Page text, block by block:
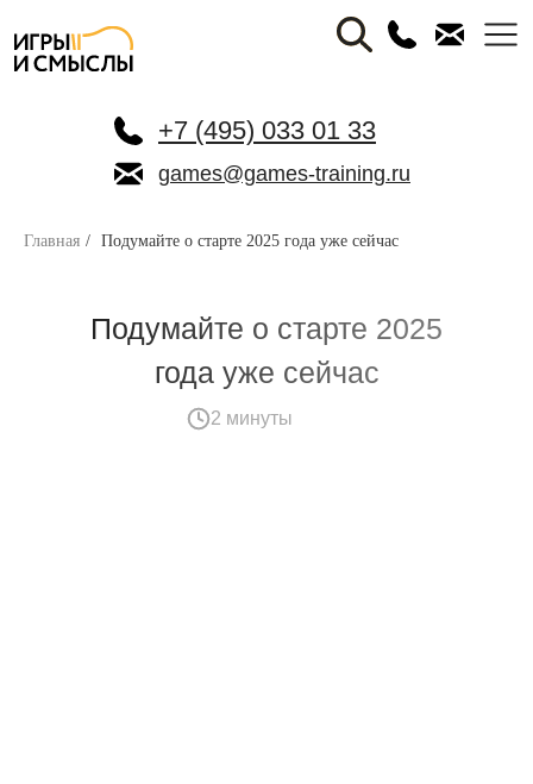
+7 (495) 033 01 33
games@games-training.ru
Главная / Подумайте о старте 2025 года уже сейчас
Подумайте о старте 2025
года уже сейчас
2 минуты